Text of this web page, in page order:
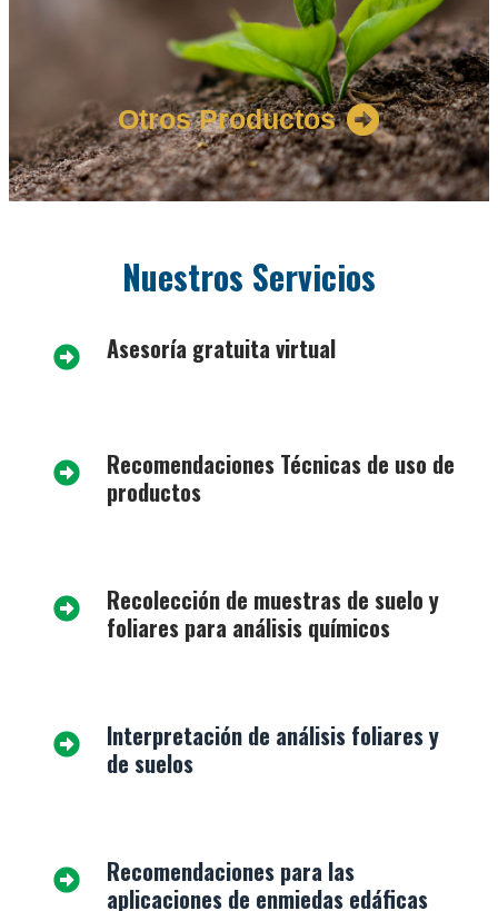
Otros Productos
Nuestros Servicios
Asesoría gratuita virtual
Recomendaciones Técnicas de uso de
productos
Recolección de muestras de suelo y
foliares para análisis químicos
Interpretación de análisis foliares y
de suelos
Recomendaciones para las
aplicaciones de enmiedas edáficas